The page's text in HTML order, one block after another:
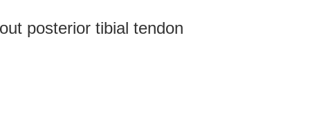
posterior tibial tendon